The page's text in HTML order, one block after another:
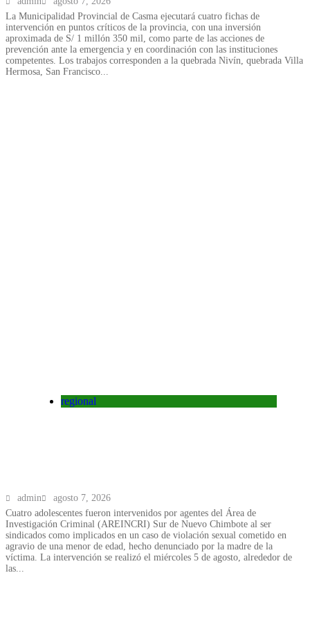
La Municipalidad Provincial de Casma ejecutará cuatro fichas de
intervención en puntos críticos de la provincia, con una inversión
aproximada de S/ 1 millón 350 mil, como parte de las acciones de
prevención ante la emergencia y en coordinación con las instituciones
competentes. Los trabajos corresponden a la quebrada Nivín, quebrada Villa
Hermosa, San Francisco...
regional
admin
agosto 7, 2026
Cuatro adolescentes fueron intervenidos por agentes del Área de
Investigación Criminal (AREINCRI) Sur de Nuevo Chimbote al ser
sindicados como implicados en un caso de violación sexual cometido en
agravio de una menor de edad, hecho denunciado por la madre de la
víctima. La intervención se realizó el miércoles 5 de agosto, alrededor de
las...